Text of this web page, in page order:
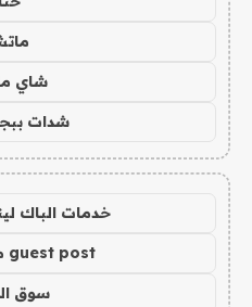
شاي
شدات
خدمات الباك
guest post مقال ضيف
سوق